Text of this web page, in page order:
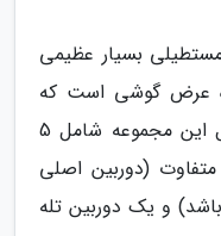
بسیار عظیمی
عرض گوشی است که
اصلا نمای جالبی ندارد. با این حال این مجموعه شامل 5
(دوربین اصلی
و یک دوربین تله